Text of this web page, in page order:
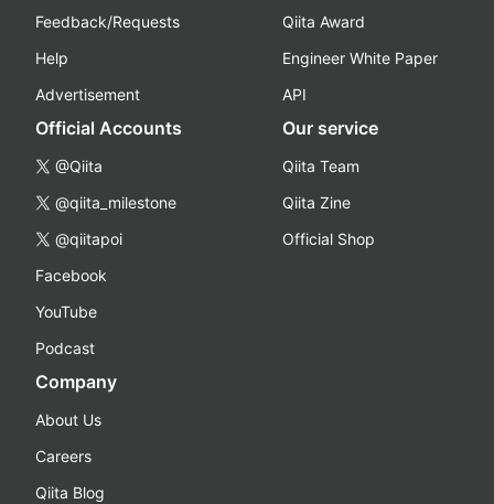
Feedback/Requests
Help
Advertisement
Qiita Award
Engineer White Paper
API
Official Accounts
@Qiita
@qiita_milestone
@qiitapoi
Facebook
YouTube
Podcast
Our service
Qiita Team
Qiita Zine
Official Shop
Company
About Us
Careers
Qiita Blog